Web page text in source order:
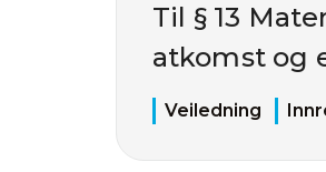
Til § 13
atkomst og
Veiledning